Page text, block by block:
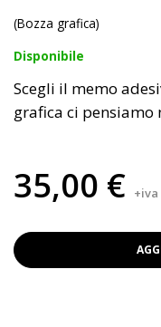
(Bozza grafica)
Disponibile
Scegli il memo
grafica ci pensiamo
35,00 € +iva